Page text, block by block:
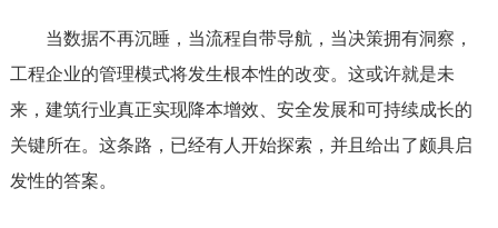
当数据不再沉睡，当流程自带导航，当决策拥有洞察，
工程企业的管理模式将发生根本性的改变。这或许就是未
来，建筑行业真正实现降本增效、安全发展和可持续成长的
关键所在。这条路，已经有人开始探索，并且给出了颇具启
发性的答案。